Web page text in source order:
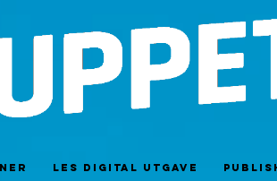
Les digital utgave